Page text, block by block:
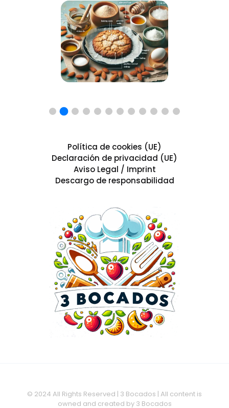
Política de cookies (UE)
Declaración de privacidad (UE)
Aviso Legal / Imprint
Descargo de responsabilidad
© 2024 All Rights Reserved | 3 Bocados | All content is
owned and created by 3 Bocados